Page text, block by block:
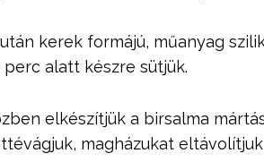
kerek formájú, műanyag
perc alatt készre sütjük.
elkészítjük a birsalma
magházukat